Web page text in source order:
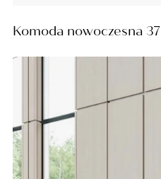
Komoda nowoczesna 37